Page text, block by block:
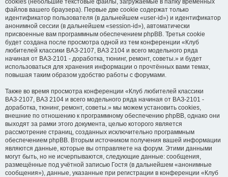
cookies (небольшие текстовые файлы, загружаемые в папку временных
файлов вашего браузера). Первые две cookie содержат только
идентификатор пользователя (в дальнейшем «user-id») и идентификатор
анонимной сессии (в дальнейшем «session-id»), автоматически
присвоенные вам программным обеспечением phpBB. Третья cookie
будет создана после просмотра одной из тем конференции «Клуб
любителей классики ВАЗ-2107, ВАЗ 2104 и всего модельного ряда
начиная от ВАЗ-2101 - доработка, тюнинг, ремонт, советы.» и будет
использоваться для хранения информации о прочтённых вами темах,
повышая таким образом удобство работы с форумами.
Также во время просмотра конференции «Клуб любителей классики
ВАЗ-2107, ВАЗ 2104 и всего модельного ряда начиная от ВАЗ-2101 -
доработка, тюнинг, ремонт, советы.» мы можем установить cookies,
внешние по отношению к программному обеспечению phpBB, однако они
выходят за рамки этого документа, целью которого является
рассмотрение страниц, созданных исключительно программным
обеспечением phpBB. Вторым источником получения вашей информации
являются данные, которые вы отправляете на форум. Этими данными
могут быть, но не исчерпываются, следующие данные: сообщения,
размещённые под учётной записью Гостя (в дальнейшем «анонимные
сообщения»), данные, указанные при регистрации в конференции «Клуб